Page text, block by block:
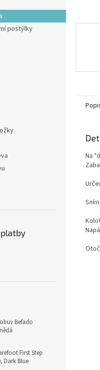
postýlky
Befado
First Step
Dark Blue
Na